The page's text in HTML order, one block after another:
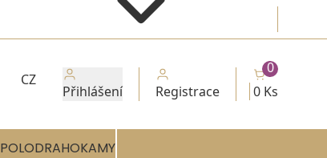
CZ
Přihlášení Registrace 0 Ks
0